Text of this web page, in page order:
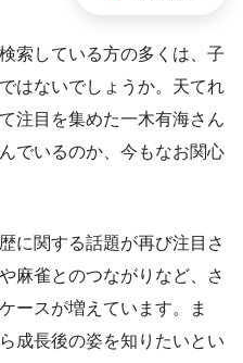
索している方の多くは、子
はないでしょうか。天てれ
注目を集めた一木有海さん
でいるのか、今もなお関心
に関する話題が再び注目さ
麻雀とのつながりなど、さ
ースが増えています。ま
成長後の姿を知りたいとい